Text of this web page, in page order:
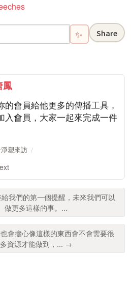
✨ Share
鳳
的會員給他更多的傳播工具，
入會員，大家一起來完成一件
塑來訪
我們的第一個提醒，未來我們可以
做更多這樣的事。...
會擔心像這樣的東西會不會需要很
多資源才能做到，... →